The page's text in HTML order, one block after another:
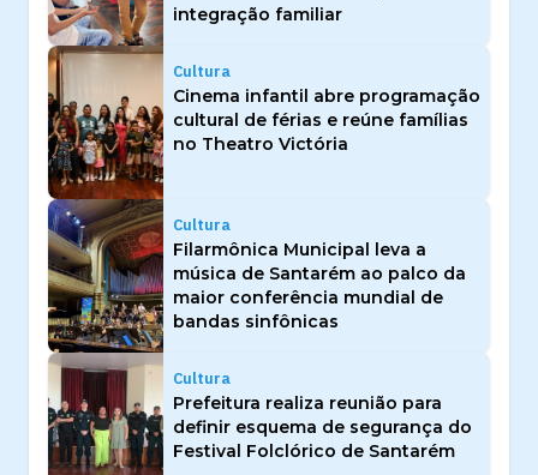
integração familiar
Cultura
Cinema infantil abre programação
cultural de férias e reúne famílias
no Theatro Victória
Cultura
Filarmônica Municipal leva a
música de Santarém ao palco da
maior conferência mundial de
bandas sinfônicas
Cultura
Prefeitura realiza reunião para
definir esquema de segurança do
Festival Folclórico de Santarém